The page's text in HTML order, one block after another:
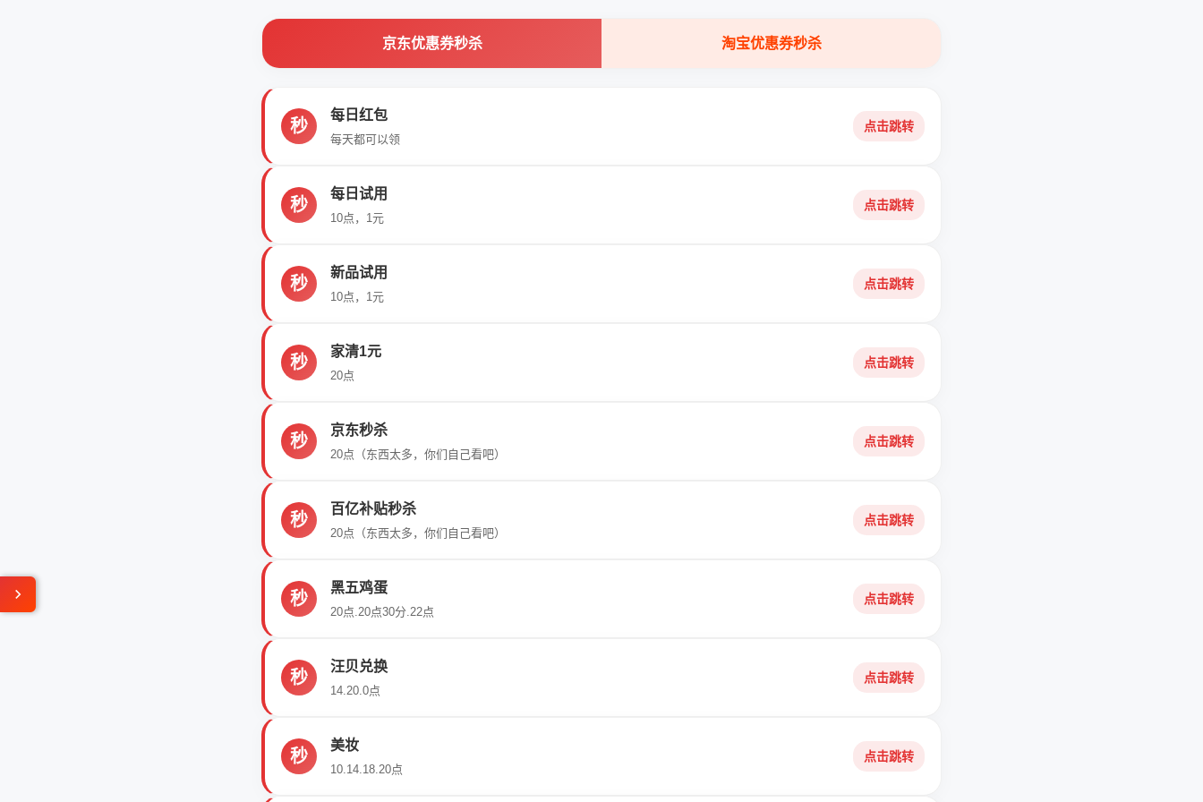
京东优惠券秒杀 淘宝优惠券秒杀
秒
每日红包
每天都可以领
点击跳转
秒
每日试用
10点，1元
点击跳转
秒
新品试用
10点，1元
点击跳转
秒
家清1元
20点
点击跳转
秒
京东秒杀
20点（东西太多，你们自己看吧）
点击跳转
秒
百亿补贴秒杀
20点（东西太多，你们自己看吧）
点击跳转
秒
黑五鸡蛋
20点.20点30分.22点
点击跳转
秒
汪贝兑换
14.20.0点
点击跳转
秒
美妆
10.14.18.20点
点击跳转